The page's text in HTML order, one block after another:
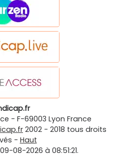
- F-69003 Lyon France
2002 - 2018 tous droits
- Haut
08-2026 à 08:51:21.